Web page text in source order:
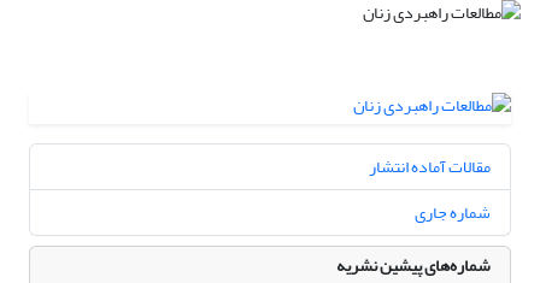
مقالات آماده انتشار
شماره جاری
شماره‌های پیشین نشریه